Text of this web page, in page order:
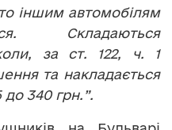
іншим автомобілям
Складаються
за ст. 122, ч. 1
та накладається
до 340 грн.”.